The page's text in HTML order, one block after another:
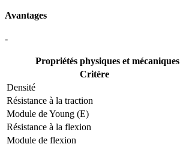
Avantages
-
Propriétés physiques et mécaniques
Critère
Densité
Résistance à la traction
Module de Young (E)
Résistance à la flexion
Module de flexion